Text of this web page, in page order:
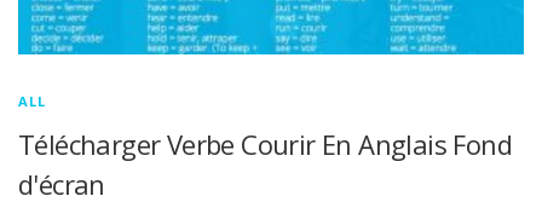
ALL
Télécharger Verbe Courir En Anglais Fond
d'écran